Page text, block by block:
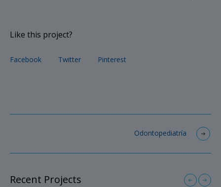
Like this project?
Facebook Twitter Pinterest
Odontopediatría
Recent Projects